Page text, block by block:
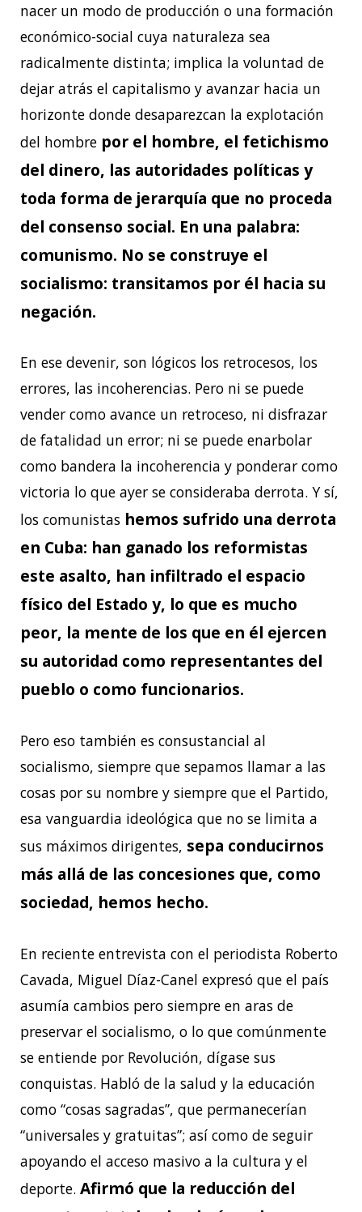
nacer un modo de producción o una formación
económico-social cuya naturaleza sea
radicalmente distinta; implica la voluntad de
dejar atrás el capitalismo y avanzar hacia un
horizonte donde desaparezcan la explotación
del hombre por el hombre, el fetichismo
del dinero, las autoridades políticas y
toda forma de jerarquía que no proceda
del consenso social. En una palabra:
comunismo. No se construye el
socialismo: transitamos por él hacia su
negación.
En ese devenir, son lógicos los retrocesos, los
errores, las incoherencias. Pero ni se puede
vender como avance un retroceso, ni disfrazar
de fatalidad un error; ni se puede enarbolar
como bandera la incoherencia y ponderar como
victoria lo que ayer se consideraba derrota. Y sí,
los comunistas hemos sufrido una derrota
en Cuba: han ganado los reformistas
este asalto, han infiltrado el espacio
físico del Estado y, lo que es mucho
peor, la mente de los que en él ejercen
su autoridad como representantes del
pueblo o como funcionarios.
Pero eso también es consustancial al
socialismo, siempre que sepamos llamar a las
cosas por su nombre y siempre que el Partido,
esa vanguardia ideológica que no se limita a
sus máximos dirigentes, sepa conducirnos
más allá de las concesiones que, como
sociedad, hemos hecho.
En reciente entrevista con el periodista Roberto
Cavada, Miguel Díaz-Canel expresó que el país
asumía cambios pero siempre en aras de
preservar el socialismo, o lo que comúnmente
se entiende por Revolución, dígase sus
conquistas. Habló de la salud y la educación
como “cosas sagradas”, que permanecerían
“universales y gratuitas”; así como de seguir
apoyando el acceso masivo a la cultura y el
deporte. Afirmó que la reducción del